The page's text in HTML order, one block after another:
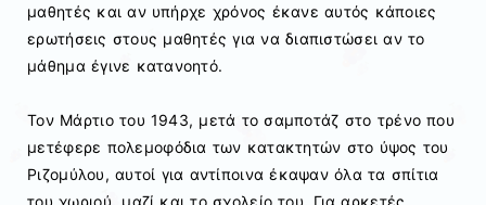
μαθητές και αν υπήρχε χρόνος έκανε αυτός κάποιες
ερωτήσεις στους μαθητές για να διαπιστώσει αν το
μάθημα έγινε κατανοητό.
Τον Μάρτιο του 1943, μετά το σαμποτάζ στο τρένο που
μετέφερε πολεμοφόδια των κατακτητών στο ύψος του
Ριζομύλου, αυτοί για αντίποινα έκαψαν όλα τα σπίτια
του χωριού, μαζί και το σχολείο του. Για αρκετές